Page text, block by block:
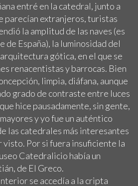
entré en la catedral, junto a
parecían extranjeros, turistas
la amplitud de las naves (es
de España), la luminosidad del
gótica, en el que se
renacentistas y barrocas. Bien
limpia, diáfana, aunque
grado de contraste entre luces
hice pausadamente, sin gente,
y yo fue un auténtico
las catedrales más interesantes
visto. Por si fuera insuficiente la
Catedralicio había un
de El Greco.
se accedía a la cripta